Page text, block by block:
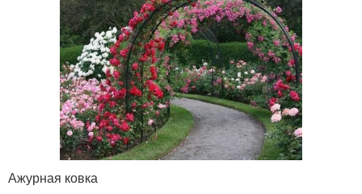
Ажурная ковка